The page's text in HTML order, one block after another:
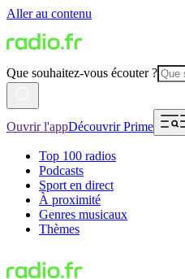
Aller au contenu
Que souhaitez-vous écouter ?
Ouvrir l'appDécouvrir Prime
Top 100 radios
Podcasts
Sport en direct
À proximité
Genres musicaux
Thèmes